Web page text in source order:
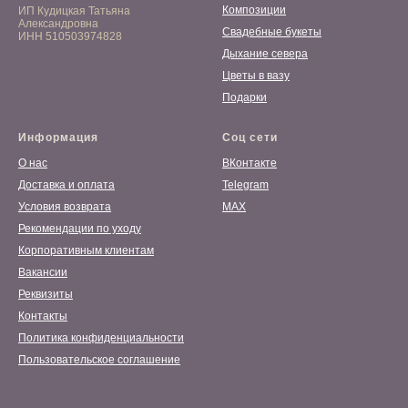
ИП Кудицкая Татьяна
Александровна
ИНН 510503974828
Композиции
Свадебные букеты
Дыхание севера
Цветы в вазу
Подарки
Информация
О нас
Доставка и оплата
Условия возврата
Рекомендации по уходу
Корпоративным клиентам
Вакансии
Реквизиты
Контакты
Политика конфиденциальности
Пользовательское соглашение
Соц сети
ВКонтакте
Telegram
MAX